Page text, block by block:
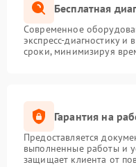
Бесплатная
Современное
экспресс-диагностику и
сроки, минимизируя
Гарантия на
Предоставляется
выполненные работы и
защищает клиента от